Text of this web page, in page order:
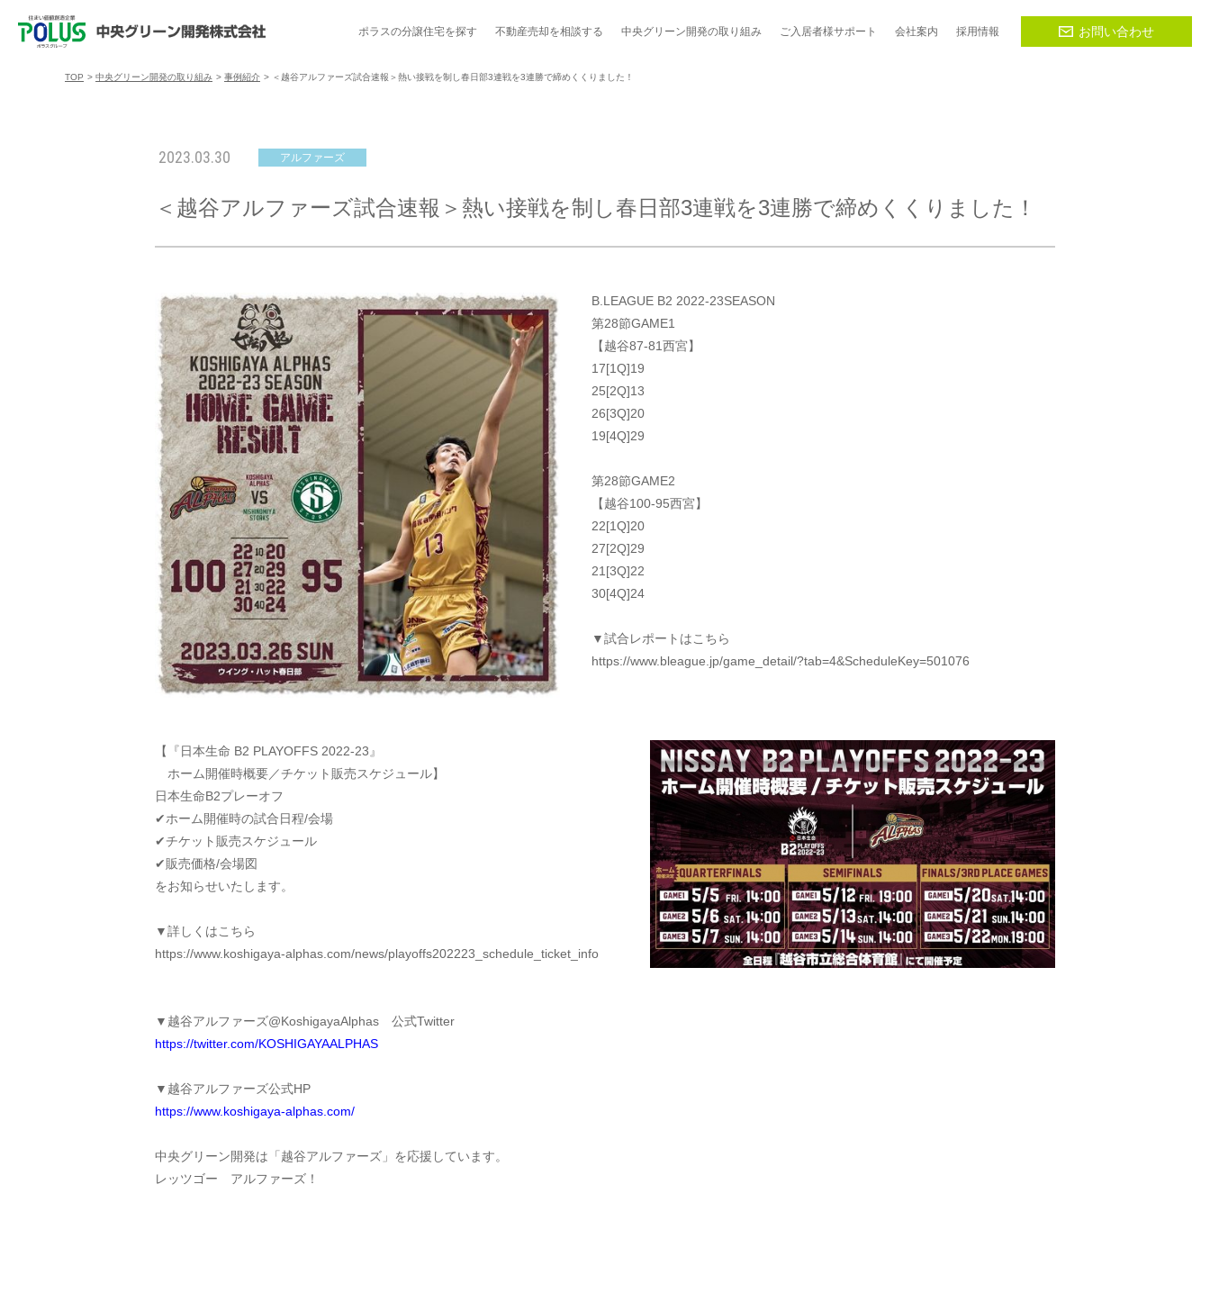
ポラスの分譲住宅を探す
ポラスの分譲住宅を探す
ブランドから探す 地図から探す
特集から探す
ご入居までの流れ
不動産売却を相談する 中央グリーン開発の取り組み
中央グリーン開発の取り組み
ご入居者様サポート 会社案内 採用情報 お問い合わせ
TOP > 中央グリーン開発の取り組み > 事例紹介 > ＜越谷アルファーズ試合速報＞熱い接戦を制し春日部3連戦を3連勝で締めくくりました！
2023.03.30 アルファーズ
＜越谷アルファーズ試合速報＞熱い接戦を制し春日部3連戦を3連勝で締めくくりました！
B.LEAGUE B2 2022-23SEASON
第28節GAME1
【越谷87-81西宮】
17[1Q]19
25[2Q]13
26[3Q]20
19[4Q]29
第28節GAME2
【越谷100-95西宮】
22[1Q]20
27[2Q]29
21[3Q]22
30[4Q]24
▼試合レポートはこちら
https://www.bleague.jp/game_detail/?tab=4&ScheduleKey=501076
【『日本生命 B2 PLAYOFFS 2022-23』
ホーム開催時概要／チケット販売スケジュール】
日本生命B2プレーオフ
✔︎ホーム開催時の試合日程/会場
✔︎チケット販売スケジュール
✔︎販売価格/会場図
をお知らせいたします。
▼詳しくはこちら
https://www.koshigaya-alphas.com/news/playoffs202223_schedule_ticket_info
▼越谷アルファーズ@KoshigayaAlphas 公式Twitter
https://twitter.com/KOSHIGAYAALPHAS
▼越谷アルファーズ公式HP
https://www.koshigaya-alphas.com/
中央グリーン開発は「越谷アルファーズ」を応援しています。
レッツゴー アルファーズ！